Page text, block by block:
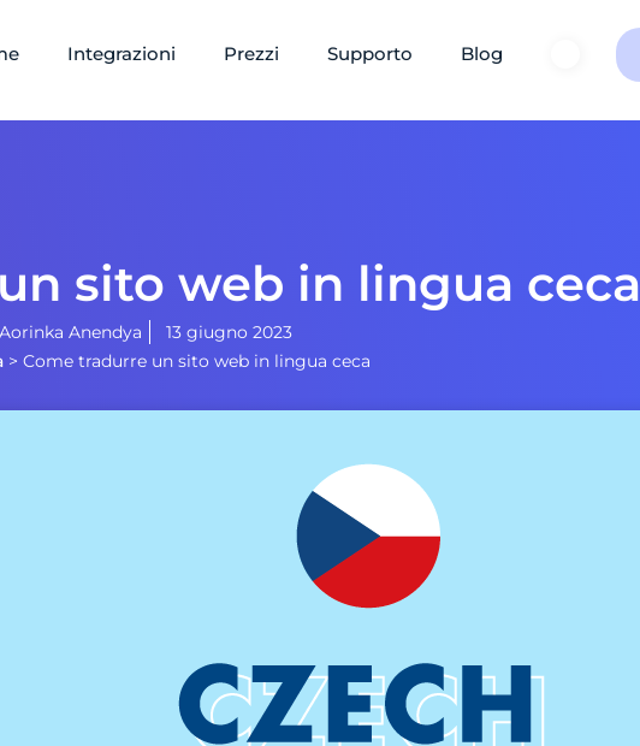
Integrazioni Prezzi Supporto Blog
sito web in lingua ceca
Aorinka Anendya
13 giugno 2023
> Come tradurre un sito web in lingua ceca